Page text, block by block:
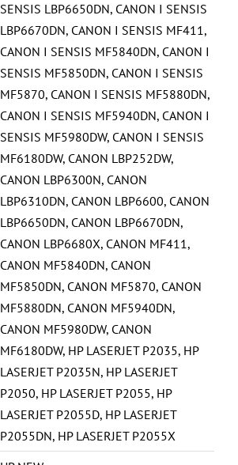
SENSIS LBP6650DN, CANON I SENSIS
LBP6670DN, CANON I SENSIS MF411,
CANON I SENSIS MF5840DN, CANON I
SENSIS MF5850DN, CANON I SENSIS
MF5870, CANON I SENSIS MF5880DN,
CANON I SENSIS MF5940DN, CANON I
SENSIS MF5980DW, CANON I SENSIS
MF6180DW, CANON LBP252DW,
CANON LBP6300N, CANON
LBP6310DN, CANON LBP6600, CANON
LBP6650DN, CANON LBP6670DN,
CANON LBP6680X, CANON MF411,
CANON MF5840DN, CANON
MF5850DN, CANON MF5870, CANON
MF5880DN, CANON MF5940DN,
CANON MF5980DW, CANON
MF6180DW, HP LASERJET P2035, HP
LASERJET P2035N, HP LASERJET
P2050, HP LASERJET P2055, HP
LASERJET P2055D, HP LASERJET
P2055DN, HP LASERJET P2055X